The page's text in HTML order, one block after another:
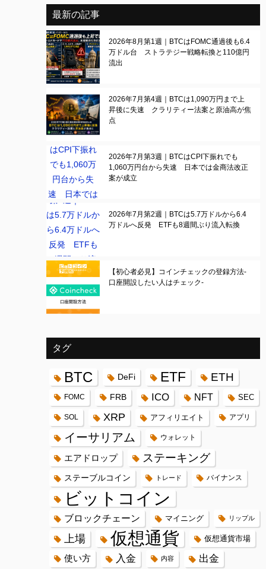
最新の記事
2026年8月第1週｜BTCはFOMC通過後も6.4
万ドル台 ストラテジー戦略転換と110億円
流出
2026年7月第4週｜BTCは1,090万円まで上
昇後に失速 クラリティー法案と原油高が焦
点
2026年7月第3週｜BTCはCPI下振れでも
1,060万円台から失速 日本では金商法改正
案が成立
2026年7月第2週｜BTCは5.7万ドルから6.4
万ドルへ反発 ETFも8週間ぶり流入転換
【初心者必見】コインチェックの登録方法-
口座開設したい人はチェック-
タグ
BTC DeFi ETF ETH
FOMC FRB ICO NFT SEC
SOL XRP アフィリエイト アプリ
イーサリアム ウォレット
エアドロップ ステーキング
ステーブルコイン トレード バイナンス
ビットコイン
ブロックチェーン マイニング リップル
上場 仮想通貨 仮想通貨市場
使い方 入金 内容 出金